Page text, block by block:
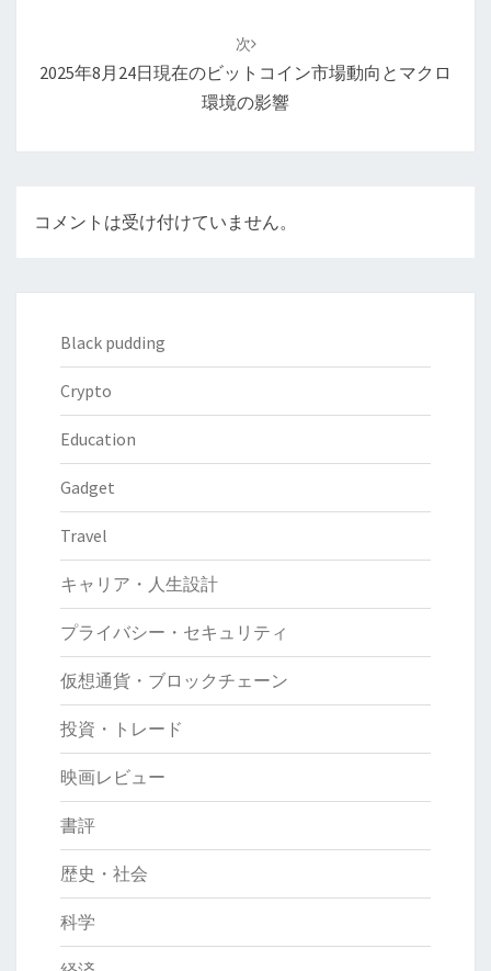
次
2025年8月24日現在のビットコイン市場動向とマクロ
環境の影響
コメントは受け付けていません。
Black pudding
Crypto
Education
Gadget
Travel
キャリア・人生設計
プライバシー・セキュリティ
仮想通貨・ブロックチェーン
投資・トレード
映画レビュー
書評
歴史・社会
科学